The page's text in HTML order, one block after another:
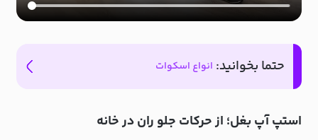
حتما بخوانید: انواع اسکوات
استپ آپ بغل؛ از حرکات جلو ران در خانه